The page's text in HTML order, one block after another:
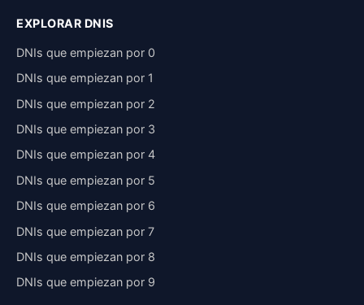
EXPLORAR DNIS
DNIs que empiezan por 0
DNIs que empiezan por 1
DNIs que empiezan por 2
DNIs que empiezan por 3
DNIs que empiezan por 4
DNIs que empiezan por 5
DNIs que empiezan por 6
DNIs que empiezan por 7
DNIs que empiezan por 8
DNIs que empiezan por 9